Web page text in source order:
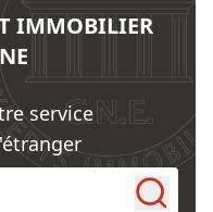
IMMOBILIER
service